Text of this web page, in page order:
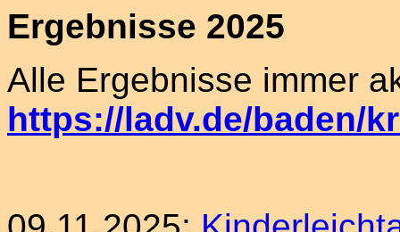
Ergebnisse 2025
Alle Ergebnisse immer
https://ladv.de/baden/